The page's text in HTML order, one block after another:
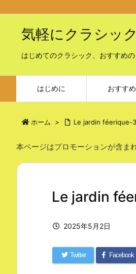
気軽にクラシック
はじめてのクラシック、おすすめ
はじめに おすす
ホーム > Le jardin féerique-3
本ページはプロモーションが含ま
Le jardin
2025年5月2日
Twitter Facebook